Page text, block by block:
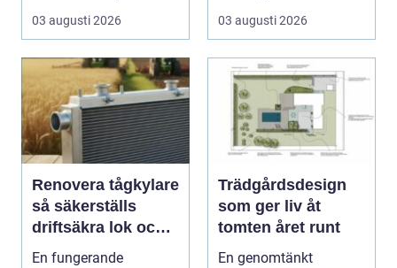
skapar rum, ger ...
03 augusti 2026
husägare som vill
03 augusti 2026
Renovera tågkylare
så säkerställs
driftsäkra lok och
tågsystem
En fungerande
Trädgårdsdesign
som ger liv åt
tomten året runt
En genomtänkt